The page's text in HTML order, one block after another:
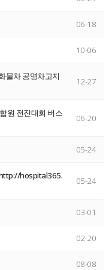
06-18
10-06
물차 공영차고지
12-27
원 전진대회 버스
06-20
05-24
hospital365.
05-24
03-01
02-20
08-08